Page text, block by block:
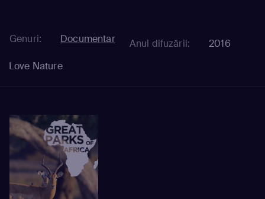
Genuri: Documentar Anul difuzării:
2016
Love Nature